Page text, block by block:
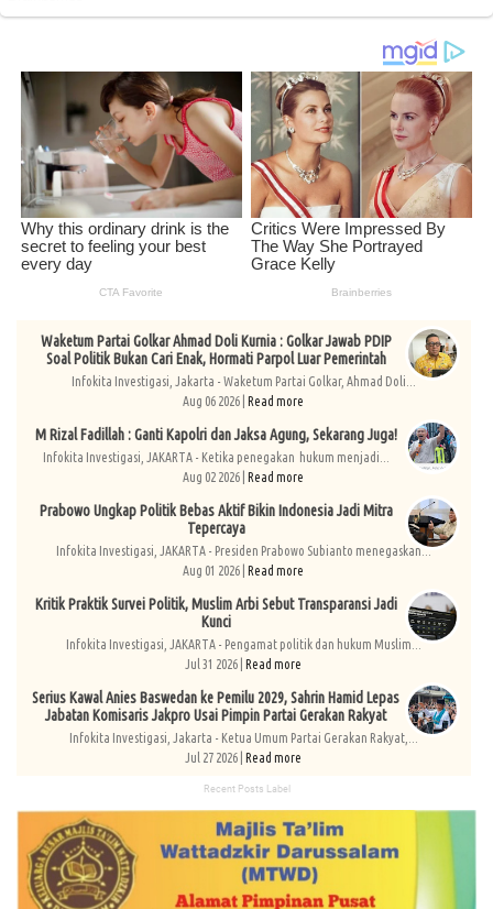
Waketum Partai Golkar Ahmad Doli Kurnia : Golkar Jawab PDIP
Soal Politik Bukan Cari Enak, Hormati Parpol Luar Pemerintah
Infokita Investigasi, Jakarta - Waketum Partai Golkar, Ahmad Doli...
Aug 06 2026 | Read more
M Rizal Fadillah : Ganti Kapolri dan Jaksa Agung, Sekarang Juga!
Infokita Investigasi, JAKARTA - Ketika penegakan hukum menjadi...
Aug 02 2026 | Read more
Prabowo Ungkap Politik Bebas Aktif Bikin Indonesia Jadi Mitra
Tepercaya
Infokita Investigasi, JAKARTA - Presiden Prabowo Subianto menegaskan...
Aug 01 2026 | Read more
Kritik Praktik Survei Politik, Muslim Arbi Sebut Transparansi Jadi
Kunci
Infokita Investigasi, JAKARTA - Pengamat politik dan hukum Muslim...
Jul 31 2026 | Read more
Serius Kawal Anies Baswedan ke Pemilu 2029, Sahrin Hamid Lepas
Jabatan Komisaris Jakpro Usai Pimpin Partai Gerakan Rakyat
Infokita Investigasi, Jakarta - Ketua Umum Partai Gerakan Rakyat,...
Jul 27 2026 | Read more
Recent Posts Label